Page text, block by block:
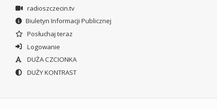
radioszczecin.tv
Biuletyn Informacji Publicznej
Posłuchaj teraz
Logowanie
DUŻA CZCIONKA
DUŻY KONTRAST